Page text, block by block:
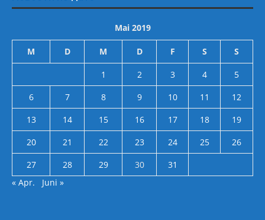
Mai 2019
M D M D F S S
1 2 3 4
5
6
7 8 9 10 11
12
13
14 15 16 17 18
19
20
21 22 23 24 25
26
27
28 29 30
31
« Apr.
Juni »